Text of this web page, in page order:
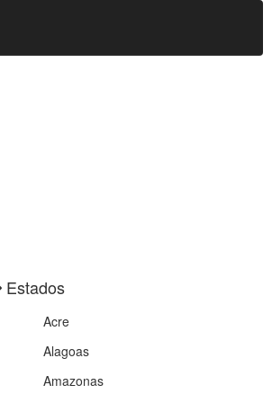
Estados
Acre
Alagoas
Amazonas